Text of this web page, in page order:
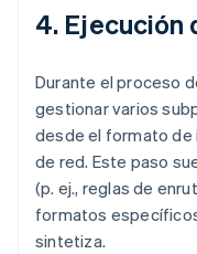
4. Ejecución
Durante el proceso
gestionar varios
desde el formato de
de red. Este paso
(p. ej., reglas de
formatos
sintetiza.